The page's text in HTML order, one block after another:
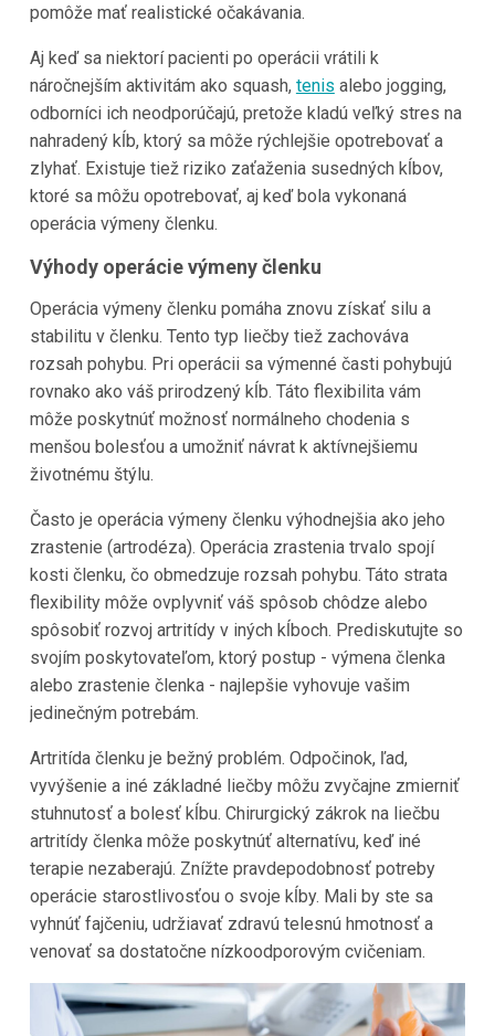
pomôže mať realistické očakávania.
Aj keď sa niektorí pacienti po operácii vrátili k
náročnejším aktivitám ako squash, tenis alebo jogging,
odborníci ich neodporúčajú, pretože kladú veľký stres na
nahradený kĺb, ktorý sa môže rýchlejšie opotrebovať a
zlyhať. Existuje tiež riziko zaťaženia susedných kĺbov,
ktoré sa môžu opotrebovať, aj keď bola vykonaná
operácia výmeny členku.
Výhody operácie výmeny členku
Operácia výmeny členku pomáha znovu získať silu a
stabilitu v členku. Tento typ liečby tiež zachováva
rozsah pohybu. Pri operácii sa výmenné časti pohybujú
rovnako ako váš prirodzený kĺb. Táto flexibilita vám
môže poskytnúť možnosť normálneho chodenia s
menšou bolesťou a umožniť návrat k aktívnejšiemu
životnému štýlu.
Často je operácia výmeny členku výhodnejšia ako jeho
zrastenie (artrodéza). Operácia zrastenia trvalo spojí
kosti členku, čo obmedzuje rozsah pohybu. Táto strata
flexibility môže ovplyvniť váš spôsob chôdze alebo
spôsobiť rozvoj artritídy v iných kĺboch. Prediskutujte so
svojím poskytovateľom, ktorý postup - výmena členka
alebo zrastenie členka - najlepšie vyhovuje vašim
jedinečným potrebám.
Artritída členku je bežný problém. Odpočinok, ľad,
vyvýšenie a iné základné liečby môžu zvyčajne zmierniť
stuhnutosť a bolesť kĺbu. Chirurgický zákrok na liečbu
artritídy členka môže poskytnúť alternatívu, keď iné
terapie nezaberajú. Znížte pravdepodobnosť potreby
operácie starostlivosťou o svoje kĺby. Mali by ste sa
vyhnúť fajčeniu, udržiavať zdravú telesnú hmotnosť a
venovať sa dostatočne nízkoodporovým cvičeniam.